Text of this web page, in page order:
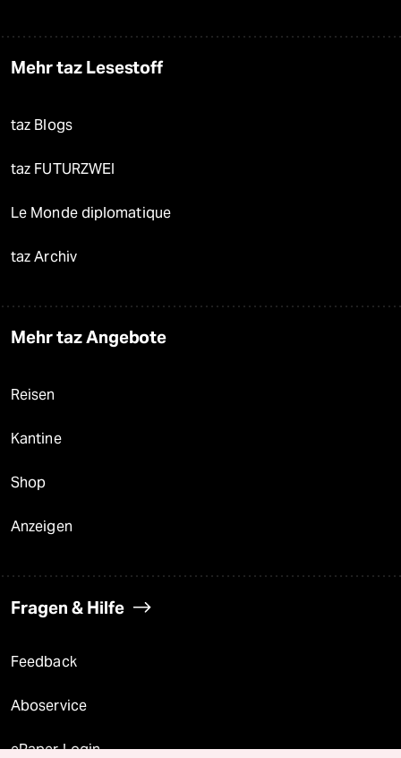
Mehr taz Lesestoff
taz Blogs
taz FUTURZWEI
Le Monde diplomatique
taz Archiv
Mehr taz Angebote
Reisen
Kantine
Shop
Anzeigen
Fragen & Hilfe
Feedback
Aboservice
ePaper Login